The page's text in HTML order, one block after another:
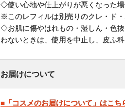
◇使い心地や仕上がりが悪くなった
※このレフィルは別売りのクレ・ド
◇お肌に傷やはれもの・湿しん・色
わないときは、使用を中止し、皮ふ
お届けについて
■「コスメのお届けについて」はこち